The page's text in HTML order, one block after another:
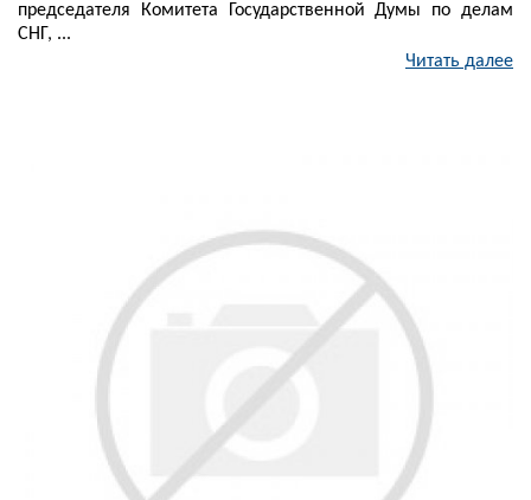
председателя Комитета Государственной Думы по делам
СНГ, ...
Читать далее